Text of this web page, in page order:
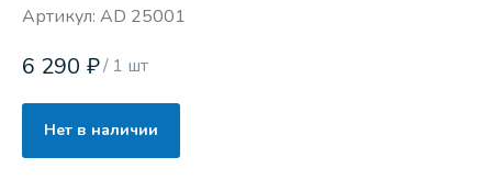
Артикул: AD 25001
6 290 ₽/ 1 шт
Нет в наличии